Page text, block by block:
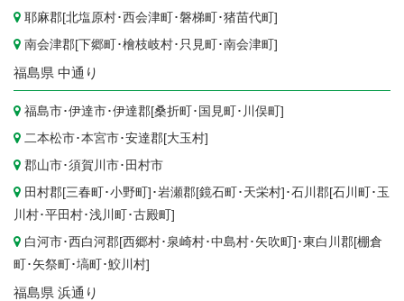
耶麻郡[北塩原村･西会津町･磐梯町･猪苗代町]
南会津郡[下郷町･檜枝岐村･ 只見町･南会津町]
福島県 中通り
福島市･伊達市･伊達郡[桑折町･ 国見町･ 川俣町]
二本松市･本宮市･安達郡[大玉村]
郡山市･須賀川市･ 田村市
田村郡[三春町･小野町]･岩瀬郡[鏡石町･ 天栄村]･石川郡[石川町･ 玉
川村･平田村･浅川町･古殿町]
白河市･西白河郡[西郷村･ 泉崎村･中島村･ 矢吹町]･東白川郡[棚倉
町･ 矢祭町･塙町･鮫川村]
福島県 浜通り